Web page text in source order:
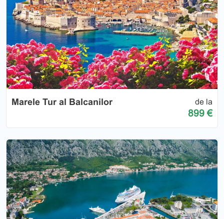
Marele Tur al Balcanilor de la
899 €